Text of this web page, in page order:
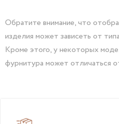
Обратите внимание, что
изделия может зависеть от
Кроме этого, у некоторых
фурнитура может отличаться